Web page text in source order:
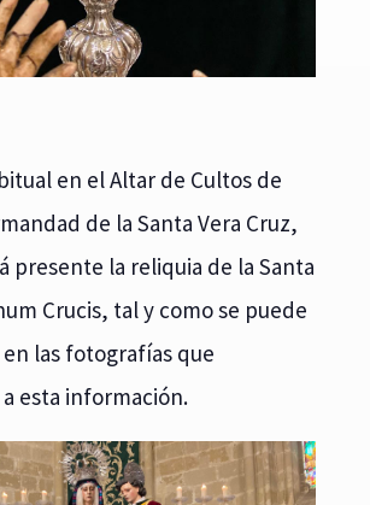
en el Altar de Cultos de
de la Santa Vera Cruz,
presente la reliquia de la Santa
Crucis, tal y como se puede
las fotografías que
esta información.